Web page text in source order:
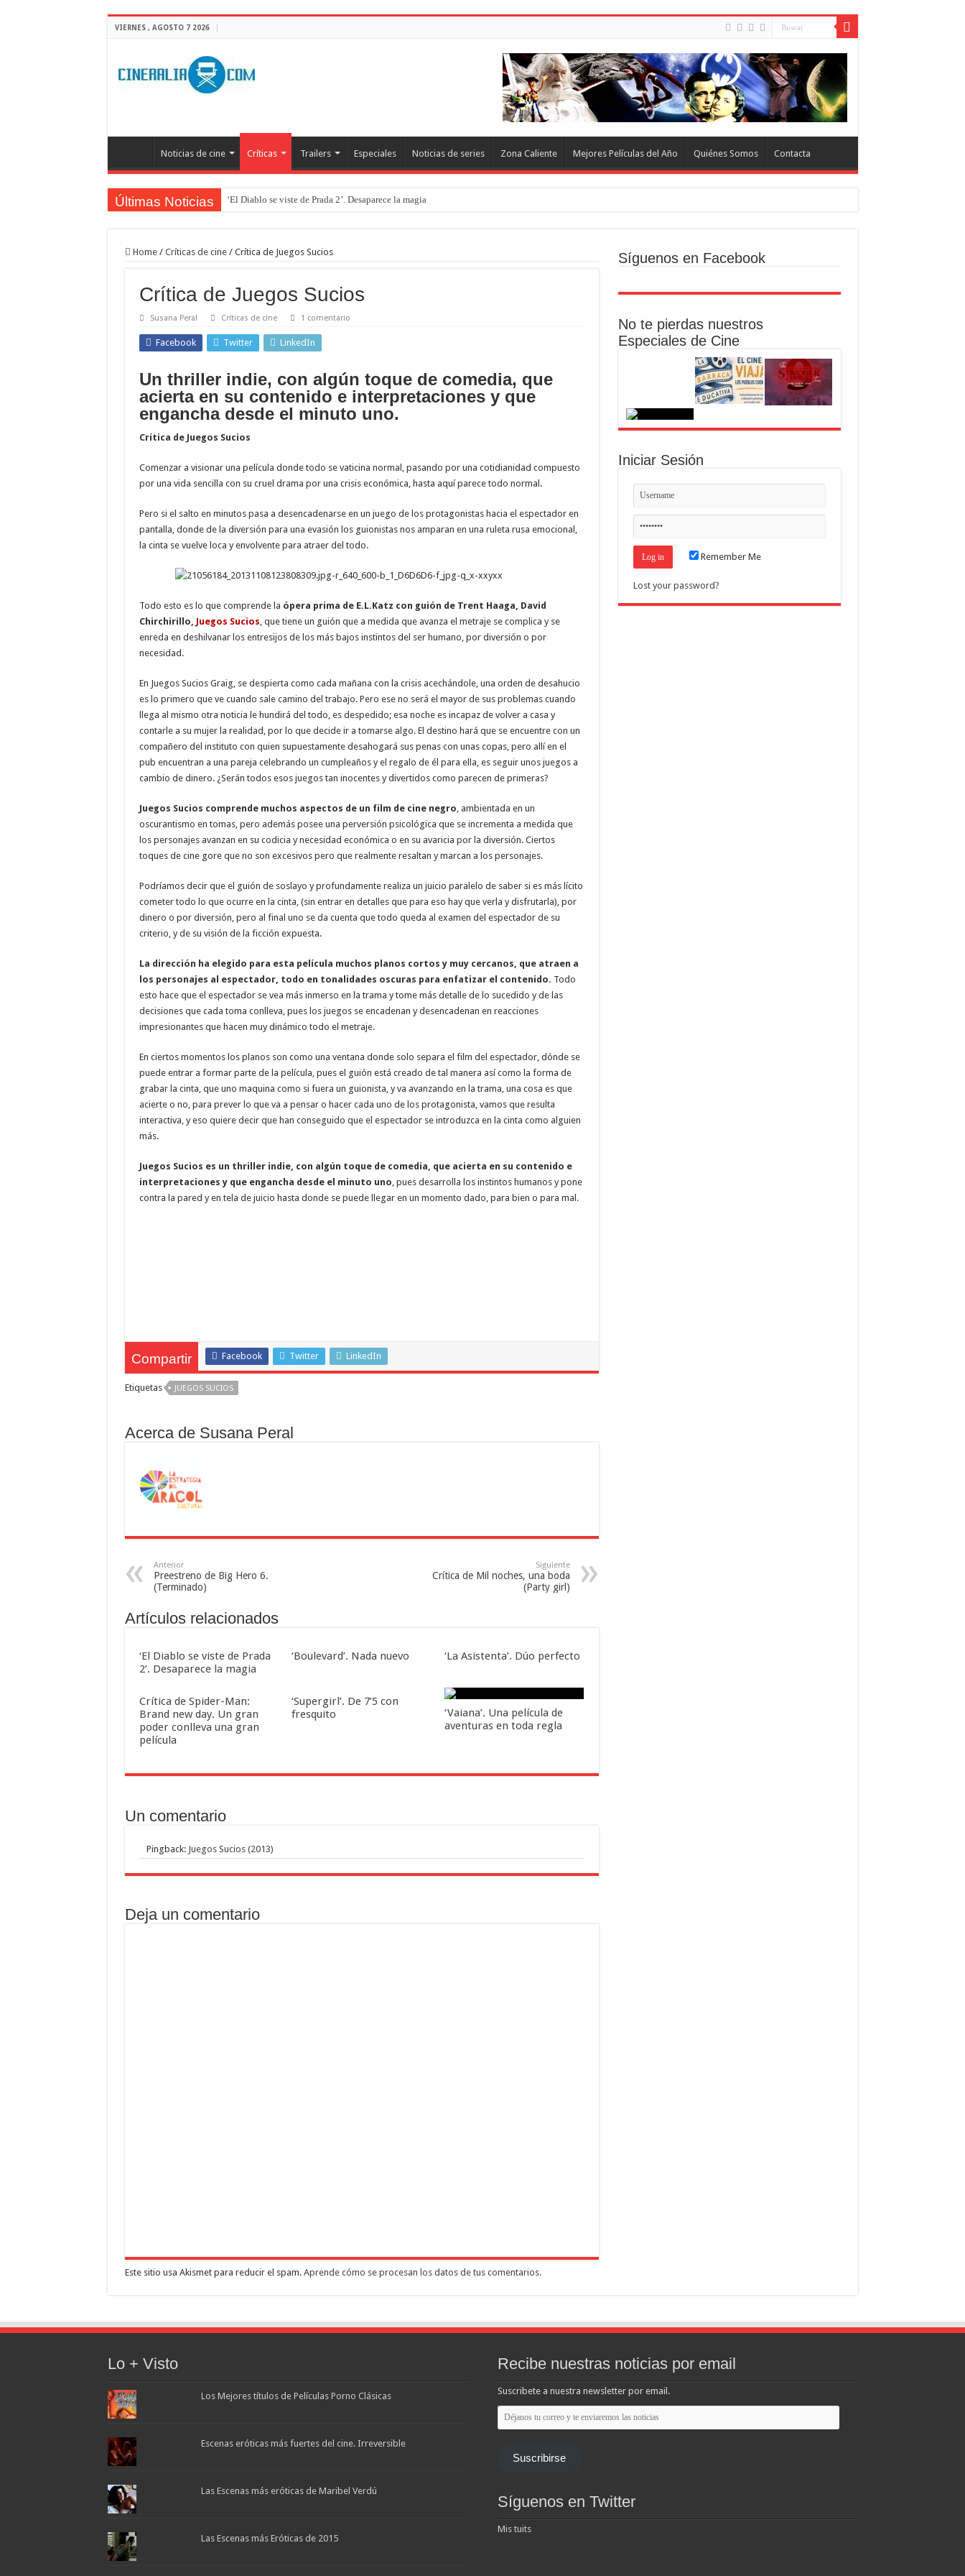
VIERNES , AGOSTO 7 2026
Noticias de cine Críticas Trailers Especiales Noticias de series Zona Caliente Mejores Películas del Año Quiénes Somos Contacta
Últimas Noticias ‘El Diablo se viste de Prada 2’. Desaparece la magia
Home / Críticas de cine / Crítica de Juegos Sucios
Crítica de Juegos Sucios
Susana Peral Críticas de cine 1 comentario
Facebook Twitter LinkedIn
Un thriller indie, con algún toque de comedia, que
acierta en su contenido e interpretaciones y que
engancha desde el minuto uno.
Crítica de Juegos Sucios
Comenzar a visionar una película donde todo se vaticina normal, pasando por una cotidianidad compuesto
por una vida sencilla con su cruel drama por una crisis económica, hasta aquí parece todo normal.
Pero si el salto en minutos pasa a desencadenarse en un juego de los protagonistas hacia el espectador en
pantalla, donde de la diversión para una evasión los guionistas nos amparan en una ruleta rusa emocional,
la cinta se vuelve loca y envolvente para atraer del todo.
Todo esto es lo que comprende la ópera prima de E.L.Katz con guión de Trent Haaga, David
Chirchirillo, Juegos Sucios, que tiene un guión que a medida que avanza el metraje se complica y se
enreda en deshilvanar los entresijos de los más bajos instintos del ser humano, por diversión o por
necesidad.
En Juegos Sucios Graig, se despierta como cada mañana con la crisis acechándole, una orden de desahucio
es lo primero que ve cuando sale camino del trabajo. Pero ese no será el mayor de sus problemas cuando
llega al mismo otra noticia le hundirá del todo, es despedido; esa noche es incapaz de volver a casa y
contarle a su mujer la realidad, por lo que decide ir a tomarse algo. El destino hará que se encuentre con un
compañero del instituto con quien supuestamente desahogará sus penas con unas copas, pero allí en el
pub encuentran a una pareja celebrando un cumpleaños y el regalo de él para ella, es seguir unos juegos a
cambio de dinero. ¿Serán todos esos juegos tan inocentes y divertidos como parecen de primeras?
Juegos Sucios comprende muchos aspectos de un film de cine negro, ambientada en un
oscurantismo en tomas, pero además posee una perversión psicológica que se incrementa a medida que
los personajes avanzan en su codicia y necesidad económica o en su avaricia por la diversión. Ciertos
toques de cine gore que no son excesivos pero que realmente resaltan y marcan a los personajes.
Podríamos decir que el guión de soslayo y profundamente realiza un juicio paralelo de saber si es más lícito
cometer todo lo que ocurre en la cinta, (sin entrar en detalles que para eso hay que verla y disfrutarla), por
dinero o por diversión, pero al final uno se da cuenta que todo queda al examen del espectador de su
criterio, y de su visión de la ficción expuesta.
La dirección ha elegido para esta película muchos planos cortos y muy cercanos, que atraen a
los personajes al espectador, todo en tonalidades oscuras para enfatizar el contenido. Todo
esto hace que el espectador se vea más inmerso en la trama y tome más detalle de lo sucedido y de las
decisiones que cada toma conlleva, pues los juegos se encadenan y desencadenan en reacciones
impresionantes que hacen muy dinámico todo el metraje.
En ciertos momentos los planos son como una ventana donde solo separa el film del espectador, dónde se
puede entrar a formar parte de la película, pues el guión está creado de tal manera así como la forma de
grabar la cinta, que uno maquina como si fuera un guionista, y va avanzando en la trama, una cosa es que
acierte o no, para prever lo que va a pensar o hacer cada uno de los protagonista, vamos que resulta
interactiva, y eso quiere decir que han conseguido que el espectador se introduzca en la cinta como alguien
más.
Juegos Sucios es un thriller indie, con algún toque de comedia, que acierta en su contenido e
interpretaciones y que engancha desde el minuto uno, pues desarrolla los instintos humanos y pone
contra la pared y en tela de juicio hasta donde se puede llegar en un momento dado, para bien o para mal.
Compartir Facebook Twitter LinkedIn
Etiquetas JUEGOS SUCIOS
Acerca de Susana Peral
Anterior
Preestreno de Big Hero 6.
(Terminado)
Siguiente
Crítica de Mil noches, una boda
(Party girl)
Artículos relacionados
‘El Diablo se viste de Prada
2’. Desaparece la magia
‘Boulevard’. Nada nuevo ‘La Asistenta’. Dúo perfecto
Crítica de Spider-Man:
Brand new day. Un gran
poder conlleva una gran
película
‘Supergirl’. De 7’5 con
fresquito
‘Vaiana’. Una película de
aventuras en toda regla
Un comentario
Pingback: Juegos Sucios (2013)
Deja un comentario
Este sitio usa Akismet para reducir el spam. Aprende cómo se procesan los datos de tus comentarios.
Síguenos en Facebook
No te pierdas nuestros
Especiales de Cine
Iniciar Sesión
Remember Me
Lost your password?
Lo + Visto
Los Mejores títulos de Películas Porno Clásicas
Escenas eróticas más fuertes del cine. Irreversible
Las Escenas más eróticas de Maribel Verdú
Las Escenas más Eróticas de 2015
Recibe nuestras noticias por email
Suscribete a nuestra newsletter por email.
Déjanos
tu
correo
enviaremos
Suscribirse
Síguenos en Twitter
Mis tuits